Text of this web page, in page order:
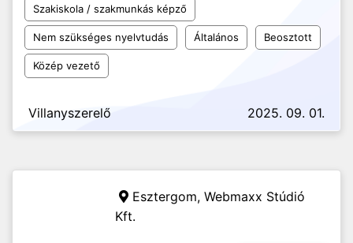
Szakiskola / szakmunkás képző
Nem szükséges nyelvtudás Általános Beosztott
Közép vezető
Villanyszerelő 2025. 09. 01.
Esztergom, Webmaxx Stúdió
Kft.